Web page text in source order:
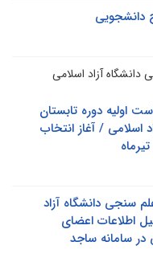
آزاد اسلامی
دوره تابستان
/ آغاز انتخاب
سنجی دانشگاه آزاد
اطلاعات اعضای
سامانه ساجد